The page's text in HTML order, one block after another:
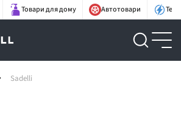
Товари для дому Автотовари
Sadelli